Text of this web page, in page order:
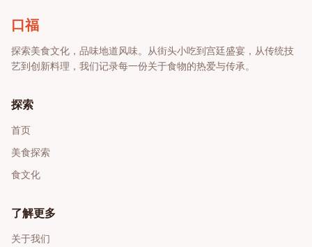
口福
探索美食文化，品味地道风味。从街头小吃到宫廷盛宴，从传统技
艺到创新料理，我们记录每一份关于食物的热爱与传承。
探索
首页
美食探索
食文化
了解更多
关于我们